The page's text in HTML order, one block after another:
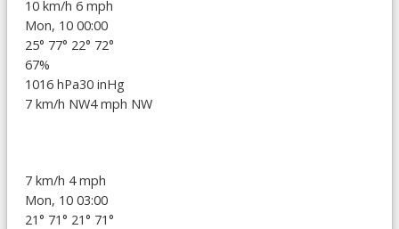
10 km/h 6 mph
Mon, 10 00:00
25° 77° 22° 72°
67%
1016 hPa30 inHg
7 km/h NW4 mph NW
7 km/h 4 mph
Mon, 10 03:00
21° 71° 21° 71°